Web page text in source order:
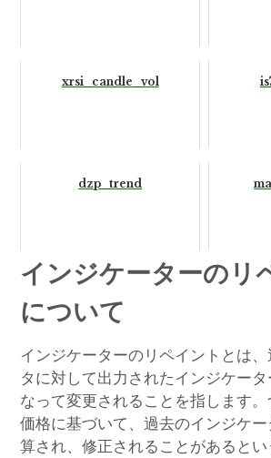
xrsi_candle_vol
dzp_trend
インジケーターのリ
について
インジケーターのリペイントとは
タに対して出力されたインジケー
なって変更されることを指します
価格に基づいて、過去のインジケ
算され、修正されることがあるとい